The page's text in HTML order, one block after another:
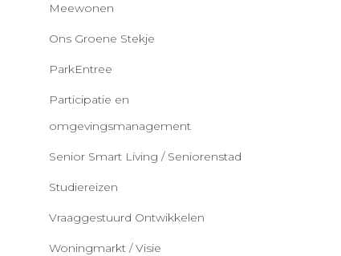
Meewonen
Ons Groene Stekje
ParkEntree
Participatie en
omgevingsmanagement
Senior Smart Living / Seniorenstad
Studiereizen
Vraaggestuurd Ontwikkelen
Woningmarkt / Visie